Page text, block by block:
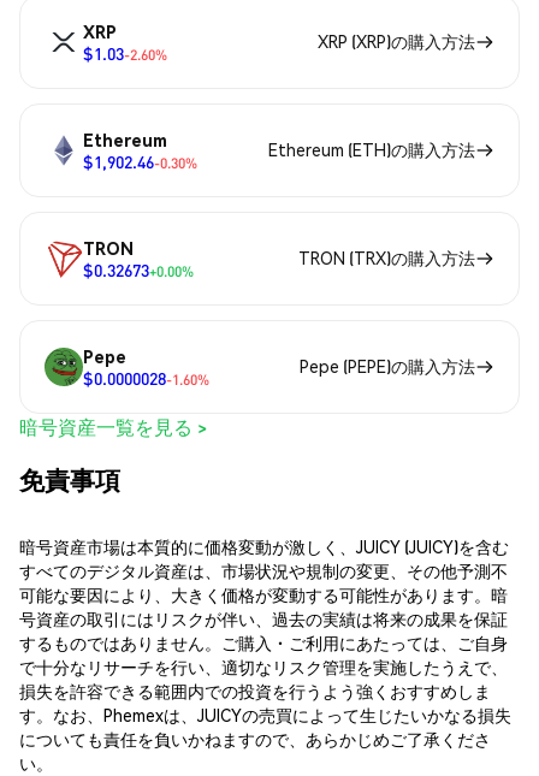
XRP
$1.03-2.60%
XRP (XRP)の購入方法
Ethereum
$1,902.46-0.30%
Ethereum (ETH)の購入方法
TRON
$0.32673+0.00%
TRON (TRX)の購入方法
Pepe
$0.0000028-1.60%
Pepe (PEPE)の購入方法
暗号資産一覧を見る >
免責事項
暗号資産市場は本質的に価格変動が激しく、JUICY (JUICY)を含む
すべてのデジタル資産は、市場状況や規制の変更、その他予測不
可能な要因により、大きく価格が変動する可能性があります。暗
号資産の取引にはリスクが伴い、過去の実績は将来の成果を保証
するものではありません。ご購入・ご利用にあたっては、ご自身
で十分なリサーチを行い、適切なリスク管理を実施したうえで、
損失を許容できる範囲内での投資を行うよう強くおすすめしま
す。なお、Phemexは、JUICYの売買によって生じたいかなる損失
についても責任を負いかねますので、あらかじめご了承くださ
い。